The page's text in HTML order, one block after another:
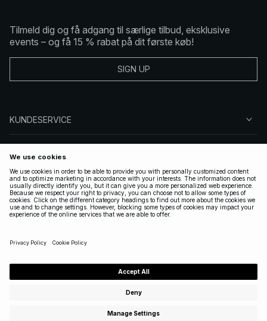
Tilmeld dig og få adgang til særlige tilbud, eksklusive
events – og få 15 % rabat på dit første køb!
SIGN UP
KUNDESERVICE
FØLG OS
GYLDIGE